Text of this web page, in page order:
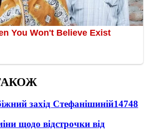
захід Стефанішиній14748
щодо відстрочки від